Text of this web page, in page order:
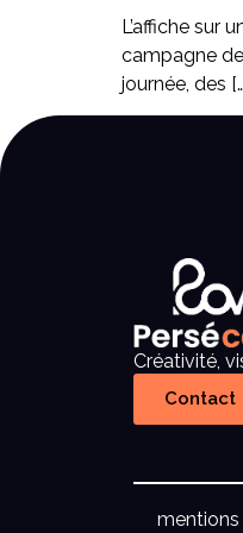
L’affiche sur
campagne
journée, des
Créativité,
Contact
mentions